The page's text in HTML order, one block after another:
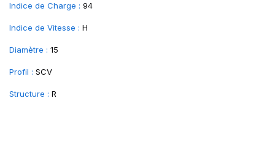
Indice de Charge : 94
Indice de Vitesse : H
Diamètre : 15
Profil : SCV
Structure : R